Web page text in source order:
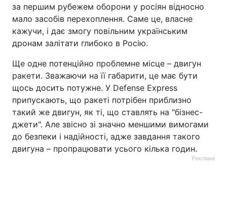
за першим рубежем оборони у росіян відносно
мало засобів перехоплення. Саме це, власне
кажучи, і дає змогу повільним українським
дронам залітати глибоко в Росію.
Ще одне потенційно проблемне місце – двигун
ракети. Зважаючи на її габарити, це має бути
щось досить потужне. У Defense Express
припускають, що ракеті потрібен приблизно
такий же двигун, як ті, що ставлять на "бізнес-
джети". Але звісно зі значно меншими вимогами
до безпеки і надійності, адже завдання такого
двигуна – пропрацювати усього кілька годин.
Реклама